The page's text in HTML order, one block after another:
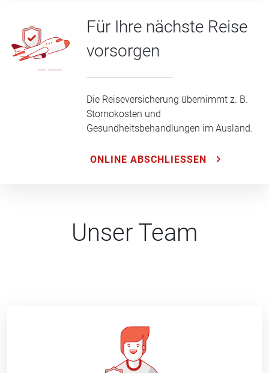
Für Ihre nächste Reise
vorsorgen
Die Reiseversicherung übernimmt z. B.
Stornokosten und
Gesundheitsbehandlungen im Ausland.
ONLINE ABSCHLIESSEN
Unser Team